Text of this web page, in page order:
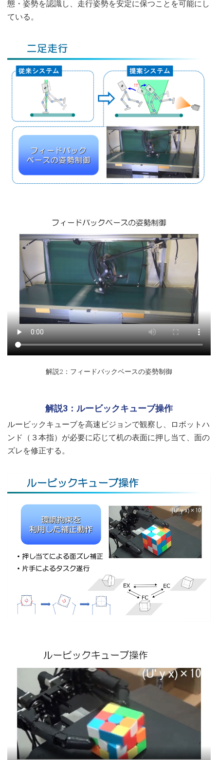
態・姿勢を認識し、走行姿勢を安定に保つことを可能にし
ている。
解説2：フィードバックベースの姿勢制御
解説3：ルービックキューブ操作
ルービックキューブを高速ビジョンで観察し、ロボットハ
ンド（３本指）が必要に応じて机の表面に押し当て、面の
ズレを修正する。